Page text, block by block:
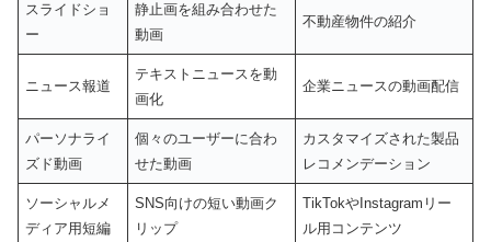
スライドショ
ー
静止画を組み合わせた
動画
不動産物件の紹介
ニュース報道
テキストニュースを動
画化
企業ニュースの動画配信
パーソナライ
ズド動画
個々のユーザーに合わ
せた動画
カスタマイズされた製品
レコメンデーション
ソーシャルメ
ディア用短編
SNS向けの短い動画ク
リップ
TikTokやInstagramリー
ル用コンテンツ